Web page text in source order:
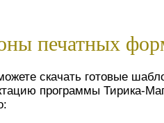
печатных
скачать готовые
программы Тирика-